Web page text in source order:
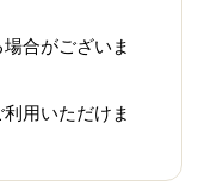
合がございま
用いただけま